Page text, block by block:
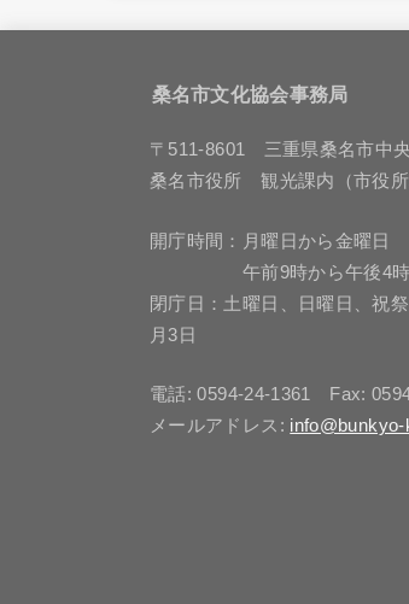
桑名市文化協会事務局
〒511-8601 三重県桑名市中
桑名市役所 観光課内（市役所
開庁時間：月曜日から金曜日
午前9時から午後4時
閉庁日：土曜日、日曜日、祝
月3日
電話: 0594-24-1361 Fax:
メールアドレス: